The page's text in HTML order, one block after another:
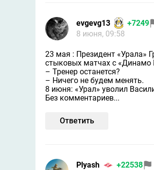
evgevg13
+7249
8 июня, 09:58
23 мая : Президент «Урала»
стыковых матчах с «Динамо
– Тренер останется?
– Ничего не будем менять.
8 июня: «Урал» уволил
Без комментариев...
Ответить
Plyash
+22538